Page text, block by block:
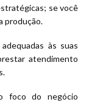
se você
produção.
às suas
atendimento
foco do negócio